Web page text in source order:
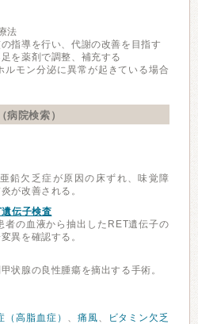
法
指導を行い、代謝の改善を目指す
を薬剤で調整、補充する
ルモン分泌に異常が起きている場合
病院検索）
鉛欠乏症が原因の床ずれ、味覚障
が改善される。
伝子検査
者の血液から抽出したRET遺伝子の
異を確認する。
状腺の良性腫瘍を摘出する手術。
（高脂血症） 、 痛風、
ビタミン欠乏